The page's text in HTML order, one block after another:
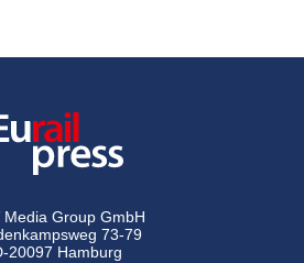
Media Group GmbH
73-79
20097 Hamburg